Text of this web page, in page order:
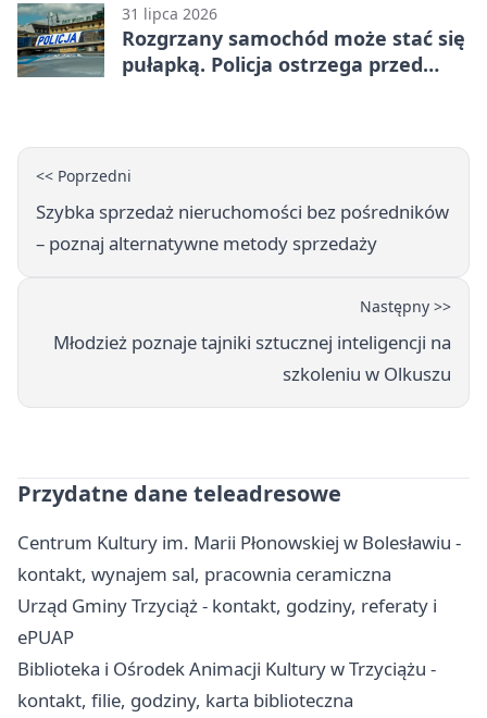
31 lipca 2026
Rozgrzany samochód może stać się
pułapką. Policja ostrzega przed
<< Poprzedni
Szybka sprzedaż nieruchomości bez pośredników
– poznaj alternatywne metody sprzedaży
Następny >>
Młodzież poznaje tajniki sztucznej inteligencji na
szkoleniu w Olkuszu
Przydatne dane teleadresowe
Centrum Kultury im. Marii Płonowskiej w Bolesławiu -
kontakt, wynajem sal, pracownia ceramiczna
Urząd Gminy Trzyciąż - kontakt, godziny, referaty i
ePUAP
Biblioteka i Ośrodek Animacji Kultury w Trzyciążu -
kontakt, filie, godziny, karta biblioteczna